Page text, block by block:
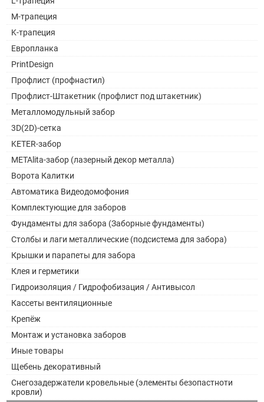
M-трапеция
K-трапеция
Европланка
PrintDesign
Профлист (профнастил)
Профлист-Штакетник (профлист под штакетник)
Металломодульный забор
3D(2D)-сетка
KETER-забор
METAlita-забор (лазерный декор металла)
Ворота Калитки
Автоматика Видеодомофония
Комплектующие для заборов
Фундаменты для забора (Заборные фундаменты)
Столбы и лаги металлические (подсистема для забора)
Крышки и парапеты для забора
Клея и герметики
Гидроизоляция / Гидрофобизация / Антивысол
Кассеты вентиляционные
Крепёж
Монтаж и установка заборов
Иные товары
Щебень декоративный
Снегозадержатели кровельные (элементы безопастноти
кровли)